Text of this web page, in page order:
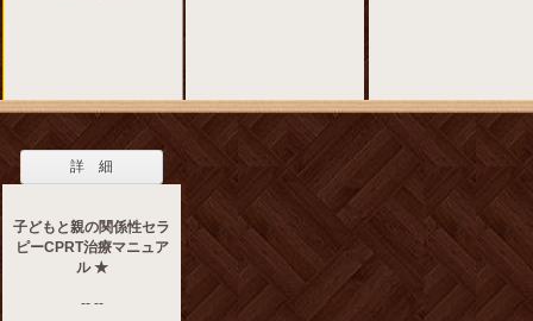
詳 細
子どもと親の関係性セラ
ピーCPRT治療マニュア
ル ★
-- --